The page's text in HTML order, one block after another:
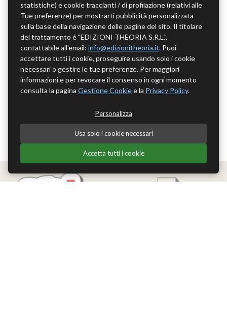
statistiche) e cookie traccianti / di profilazione (relativi alle
Tue preferenze) per mostrarti pubblicità personalizzata
sulla base della navigazione delle pagine del sito. Il titolare
del trattamento è "EDIZIONI THEORIA S.R.L.",
contattabile all'email: info@edizionitheoria.it. Puoi
accettare tutti i cookie, proseguire usando solo i cookie
necessari o gestire le tue preferenze. Per maggiori
informazioni e per revocare il consenso in ogni momento
consulta la pagina Gestione Cookiee la Privacy Policy.
Personalizza
Usa solo i cookie necessari
Accetta tutti i cookie